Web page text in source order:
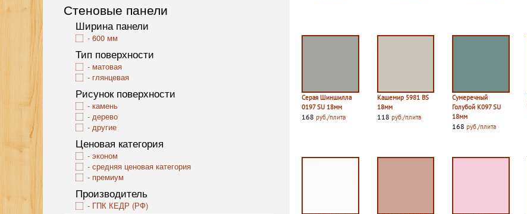
Стеновые панели
Ширина панели
600 мм
Тип поверхности
матовая
глянцевая
Рисунок поверхности
камень
дерево
другие
Ценовая категория
эконом
средняя ценовая категория
премиум
Производитель
ГПК КЕДР (РФ)
Серая Шиншилла
0197 SU 18мм
168 руб./плита
Кашемир 5981 BS
18мм
118 руб./плита
Сумеречный
Голубой K097 SU
18мм
168руб./плита